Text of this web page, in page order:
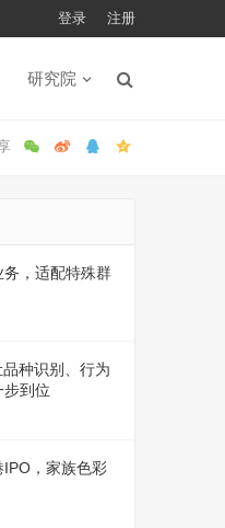
登录 注册
研究院
，适配特殊群
种识别、行为
步到位
IPO，家族色彩